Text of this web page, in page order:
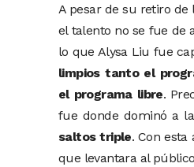
A pesar de su retiro de
el talento no se fue de
lo que Alysa Liu fue
limpios tanto el
el programa libre.
fue donde dominó a
saltos triple. Con
que levantara al